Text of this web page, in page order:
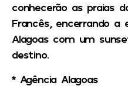
conhecerão as praias
Francês, encerrando a
Alagoas com um
destino.
* Agência Alagoas